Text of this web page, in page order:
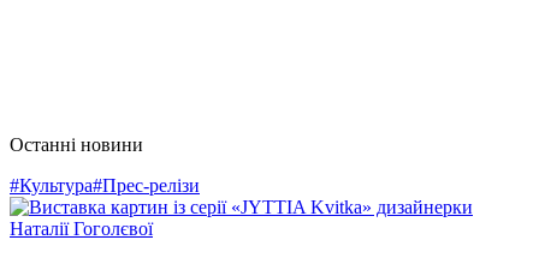
Останні новини
#Культура#Прес-релізи